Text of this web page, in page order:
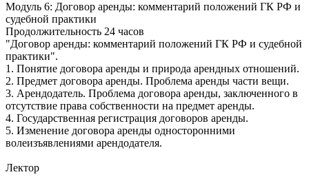
Модуль 6: Договор аренды: комментарий положений ГК РФ и
судебной практики
Продолжительность 24 часов
"Договор аренды: комментарий положений ГК РФ и судебной
практики".
1. Понятие договора аренды и природа арендных отношений.
2. Предмет договора аренды. Проблема аренды части вещи.
3. Арендодатель. Проблема договора аренды, заключенного в
отсутствие права собственности на предмет аренды.
4. Государственная регистрация договоров аренды.
5. Изменение договора аренды односторонними
волеизъявлениями арендодателя.
Лектор